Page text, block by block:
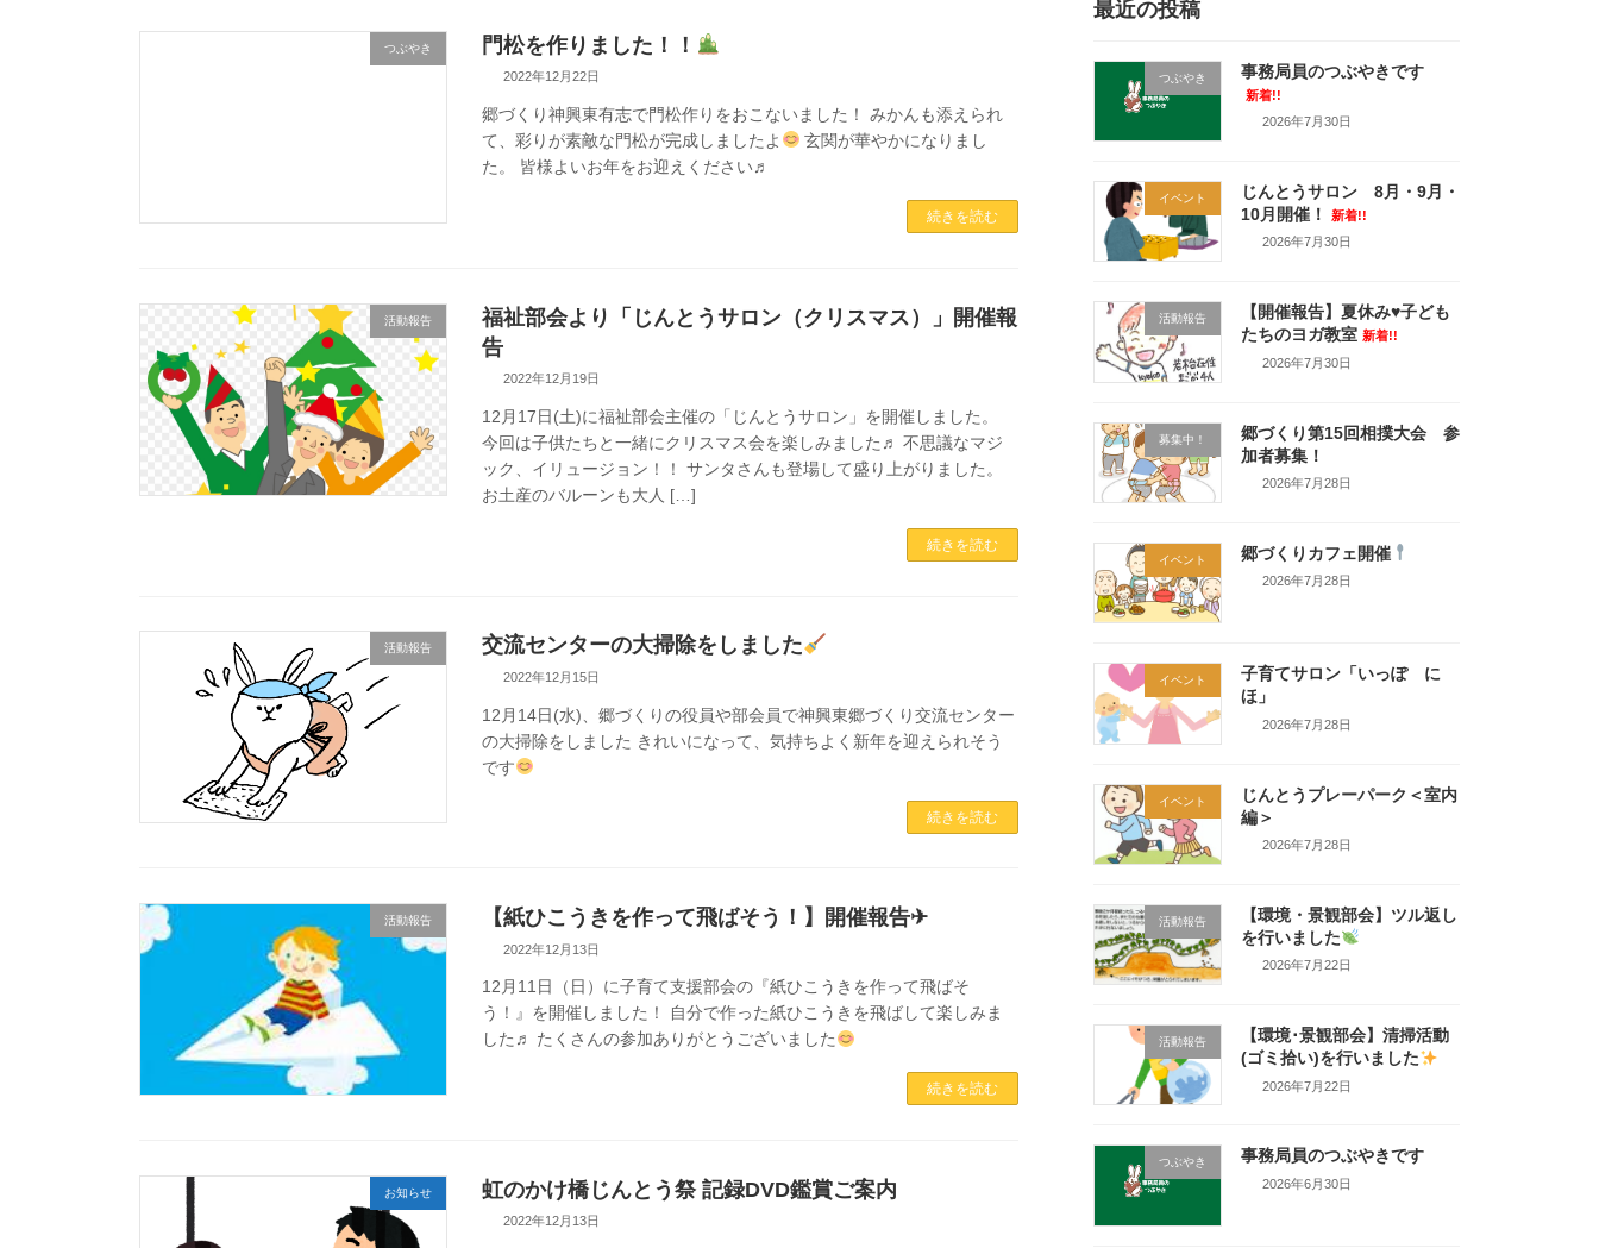
つぶやき 門松を作りました！！
2022年12月22日
郷づくり神興東有志で門松作りをおこないました！ みかんも添えられ
て、彩りが素敵な門松が完成しましたよ
玄関が華やかになりまし
た。 皆様よいお年をお迎えください♬
続きを読む
活動報告
福祉部会より「じんとうサロン（クリスマス）」開催報
告
2022年12月19日
12月17日(土)に福祉部会主催の「じんとうサロン」を開催しました。
今回は子供たちと一緒にクリスマス会を楽しみました♬ 不思議なマジ
ック、イリュージョン！！ サンタさんも登場して盛り上がりました。
お土産のバルーンも大人 […]
続きを読む
活動報告 交流センターの大掃除をしました
2022年12月15日
12月14日(水)、郷づくりの役員や部会員で神興東郷づくり交流センター
の大掃除をしました きれいになって、気持ちよく新年を迎えられそう
です
続きを読む
活動報告 【紙ひこうきを作って飛ばそう！】開催報告✈
2022年12月13日
12月11日（日）に子育て支援部会の『紙ひこうきを作って飛ばそ
う！』を開催しました！ 自分で作った紙ひこうきを飛ばして楽しみま
した♬ たくさんの参加ありがとうございました
続きを読む
お知らせ 虹のかけ橋じんとう祭 記録DVD鑑賞ご案内
2022年12月13日
最近の投稿
つぶやき 事務局員のつぶやきです
新着!!
2026年7月30日
イベント
じんとうサロン 8月・9月・
10月開催！
新着!!
2026年7月30日
活動報告
【開催報告】夏休み♥子ども
たちのヨガ教室 新着!!
2026年7月30日
募集中！
郷づくり第15回相撲大会 参
加者募集！
2026年7月28日
イベント 郷づくりカフェ開催
2026年7月28日
イベント
子育てサロン「いっぽ に
ほ」
2026年7月28日
イベント
じんとうプレーパーク＜室内
編＞
2026年7月28日
活動報告
【環境・景観部会】ツル返し
を行いました
2026年7月22日
活動報告
【環境･景観部会】清掃活動
(ゴミ拾い)を行いました
2026年7月22日
つぶやき 事務局員のつぶやきです
2026年6月30日